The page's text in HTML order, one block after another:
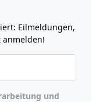
Eilmeldungen,
anmelden!